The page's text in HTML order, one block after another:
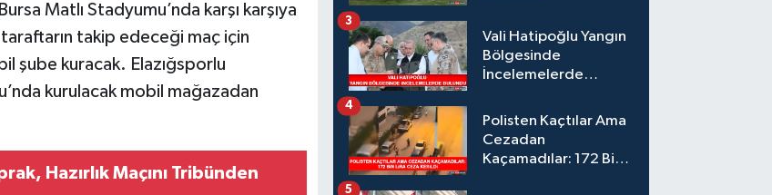
Matlı Stadyumu’nda karşı karşıya
takip edeceği maç için
şube kuracak. Elazığsporlu
kurulacak mobil mağazadan
Hazırlık Maçını Tribünden
Vali Hatipoğlu Yangın
Bölgesinde
İncelemelerde
3
Polisten Kaçtılar Ama
Cezadan
Kaçamadılar: 172 Bin
4
5